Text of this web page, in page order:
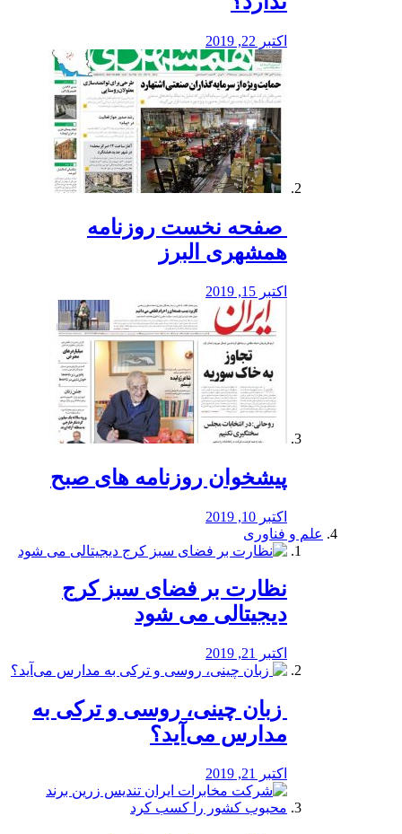
اکتبر 22, 2019
️ صفحه نخست روزنامه‌
همشهری البرز
اکتبر 15, 2019
پیشخوان روزنامه های صبح
اکتبر 10, 2019
علم و فناوری
نظارت بر فضای سبز کرج
دیجیتالی می شود
اکتبر 21, 2019
️ زبان چینی، روسی و ترکی به
مدارس می‌آید؟
اکتبر 21, 2019